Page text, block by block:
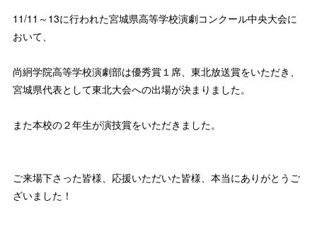
11/11～13に行われた宮城県高等学校演劇コンクール中央大会に
おいて、
尚絅学院高等学校演劇部は優秀賞１席、東北放送賞をいただき、
宮城県代表として東北大会への出場が決まりました。
また本校の２年生が演技賞をいただきました。
ご来場下さった皆様、応援いただいた皆様、本当にありがとうご
ざいました！